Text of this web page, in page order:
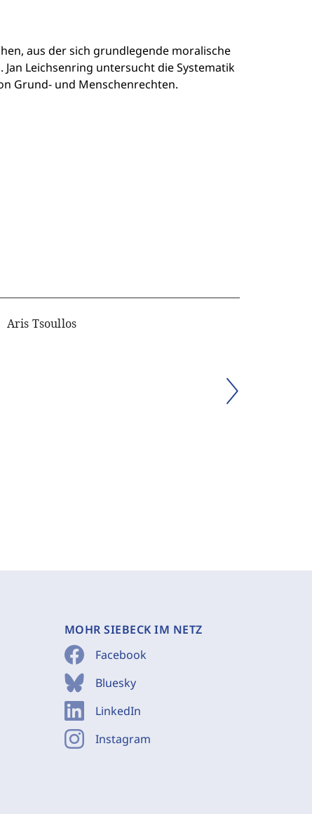
aus der sich grundlegende moralische
Leichsenring untersucht die Systematik
Grund- und Menschenrechten.
Aris Tsoullos
MOHR SIEBECK IM NETZ
Facebook
Bluesky
LinkedIn
Instagram